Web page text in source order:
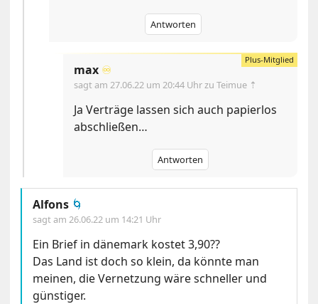
Antworten
max ♾️
sagt am27.06.22 um 20:44 Uhrzu Teimue ⇡
Ja Verträge lassen sich auch papierlos
abschließen…
Antworten
Alfons 🌀
sagt am26.06.22 um 14:21 Uhr
Ein Brief in dänemark kostet 3,90??
Das Land ist doch so klein, da könnte man
meinen, die Vernetzung wäre schneller und
günstiger.